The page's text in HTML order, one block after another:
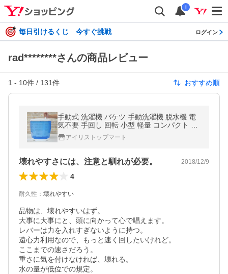
i
毎日引けるくじ 今すぐ挑戦 ログイン
rad********さんの商品レビュー
1 - 10件 / 131件 おすすめ順
手動式 洗濯機 バケツ 手動洗濯機 脱水機 電
気不要 手回し 回転 小型 軽量 コンパクト 家
庭用 洗濯 洗い 省エネ エコ
アイリストップマート
壊れやすさには、注意と馴れが必要。 2018/12/9
4
耐久性 ： 壊れやすい
品物は、壊れやすいはず。
大事に大事にと、頭に向かって心で唱えます。
レバーは力を入れすぎないように持つ。
遠心力利用なので、もっと速く回したいけれど。
ここまでの速さだろう。
重さに気を付けなければ、壊れる。
水の量が低位での規定。